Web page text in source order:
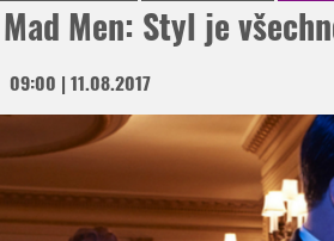
Mad Men: Styl je
09:00 | 11.08.2017